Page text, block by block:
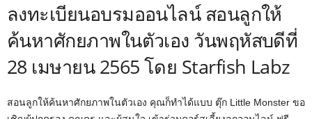
ลงทะเบียนอบรมออนไลน์ สอนลูกให้
ค้นหาศักยภาพในตัวเอง วันพฤหัสบดีที่
28 เมษายน 2565 โดย Starfish Labz
สอนลูกให้ค้นหาศักยภาพในตัวเอง คุณก็ทำได้แบบ ตุ๊ก Little Monster ขอ